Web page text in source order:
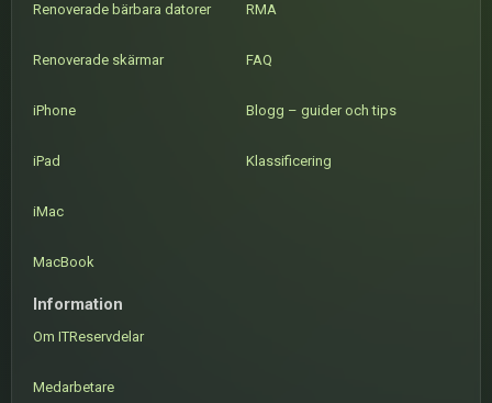
Renoverade bärbara datorer
Renoverade skärmar
iPhone
iPad
iMac
MacBook
RMA
FAQ
Blogg – guider och tips
Klassificering
Information
Om ITReservdelar
Medarbetare